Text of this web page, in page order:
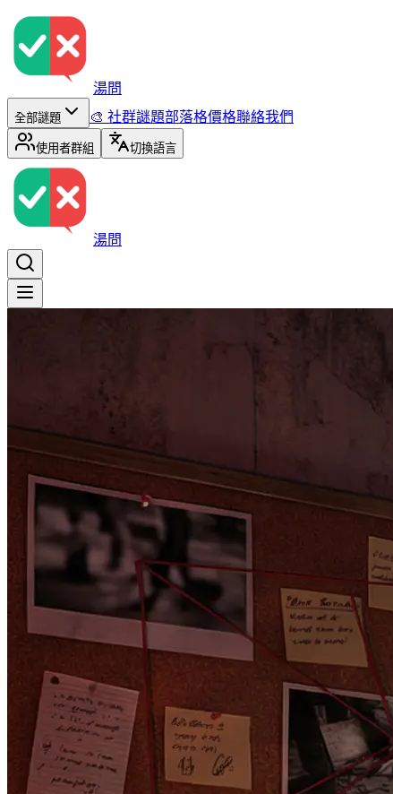
湯問
全部謎題 🎨 社群謎題部落格價格聯絡我們
使用者群組 切換語言
湯問